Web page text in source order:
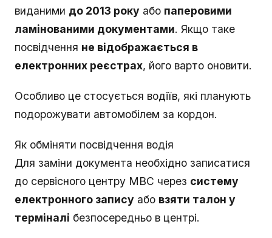
виданими до 2013 року або паперовими
ламінованими документами. Якщо таке
посвідчення не відображається в
електронних реєстрах, його варто оновити.
Особливо це стосується водіїв, які планують
подорожувати автомобілем за кордон.
Як обміняти посвідчення водія
Для заміни документа необхідно записатися
до сервісного центру МВС через систему
електронного запису або взяти талон у
терміналі безпосередньо в центрі.